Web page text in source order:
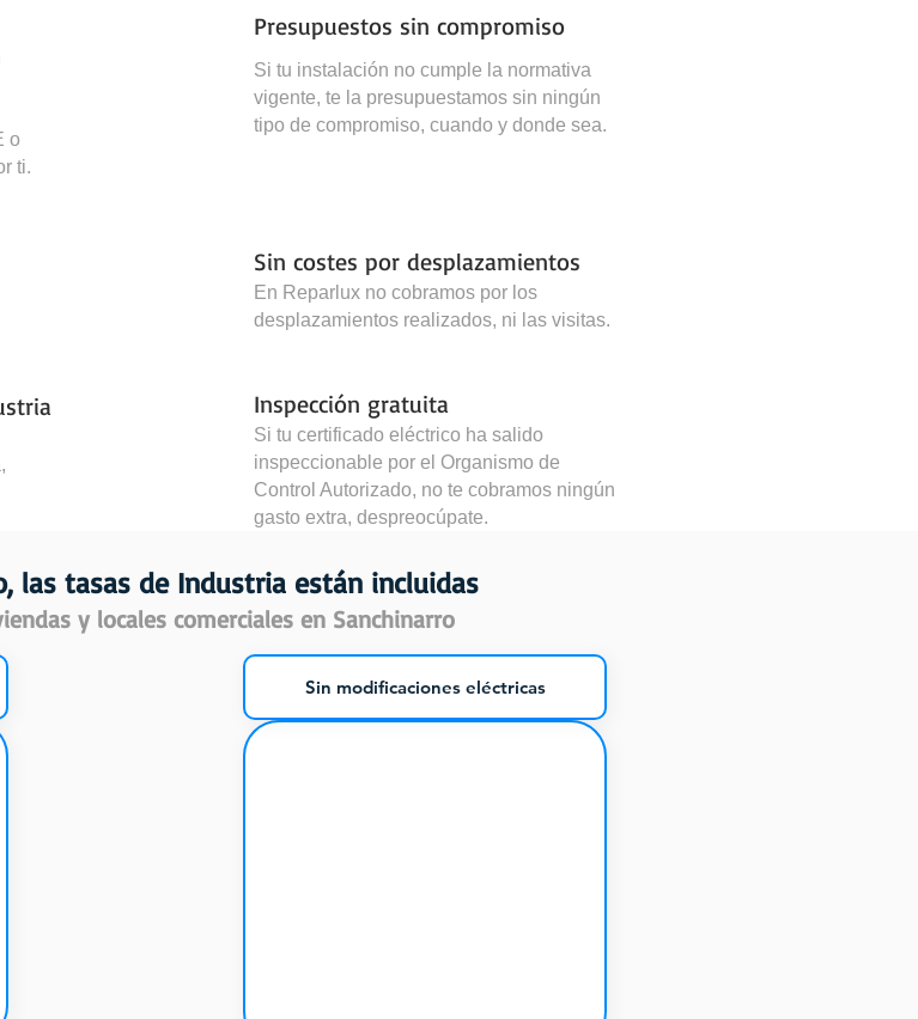
o
ti.
Presupuestos sin compromiso
Si tu instalación no cumple la normativa
vigente, te la presupuestamos sin ningún
tipo de compromiso, cuando y donde sea.
Sin costes por desplazamientos
En Reparlux no cobramos por los
desplazamientos realizados, ni las visitas.
Inspección gratuita
Si tu certificado eléctrico ha salido
inspeccionable por el Organismo de
Control Autorizado, no te cobramos ningún
gasto extra, despreocúpate.
las tasas de Industria están incluidas
y locales comerciales en Sanchinarro
Sin modificaciones eléctricas